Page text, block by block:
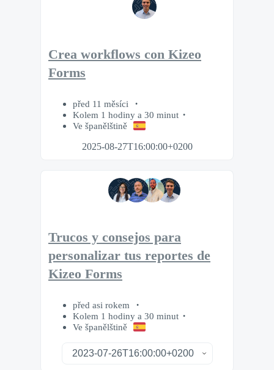
Crea workflows con Kizeo
Forms
před 11 měsíci
Kolem 1 hodiny a 30 minut
Ve španělštině
2025-08-27T16:00:00+0200
Trucos y consejos para
personalizar tus reportes de
Kizeo Forms
před asi rokem
Kolem 1 hodiny a 30 minut
Ve španělštině